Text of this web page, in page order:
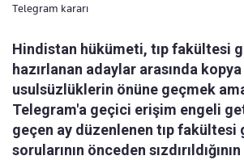
Telegram kararı
Hindistan hükümeti, tıp fakültesi
hazırlanan adaylar arasında
usulsüzlüklerin önüne geçmek
Telegram'a geçici erişim engeli
geçen ay düzenlenen tıp fakültesi
sorularının önceden